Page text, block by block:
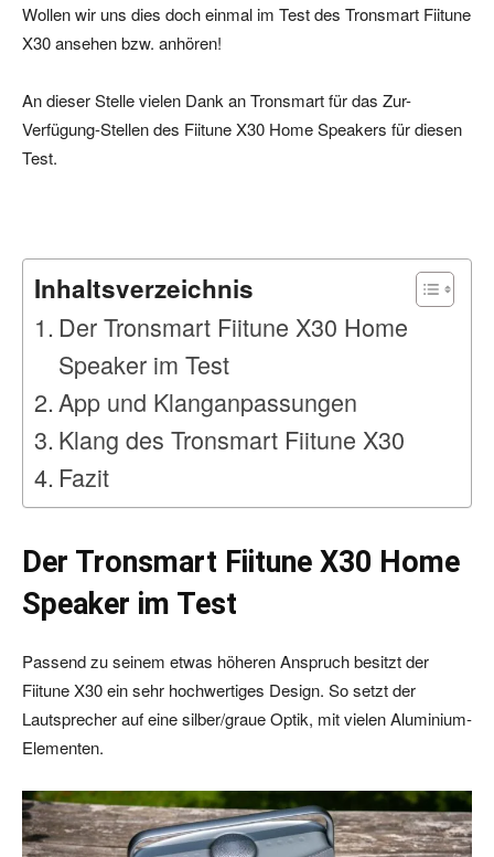
Wollen wir uns dies doch einmal im Test des Tronsmart Fiitune
X30 ansehen bzw. anhören!
An dieser Stelle vielen Dank an Tronsmart für das Zur-
Verfügung-Stellen des Fiitune X30 Home Speakers für diesen
Test.
Inhaltsverzeichnis
Der Tronsmart Fiitune X30 Home
Speaker im Test
App und Klanganpassungen
Klang des Tronsmart Fiitune X30
Fazit
Der Tronsmart Fiitune X30 Home
Speaker im Test
Passend zu seinem etwas höheren Anspruch besitzt der
Fiitune X30 ein sehr hochwertiges Design. So setzt der
Lautsprecher auf eine silber/graue Optik, mit vielen Aluminium-
Elementen.